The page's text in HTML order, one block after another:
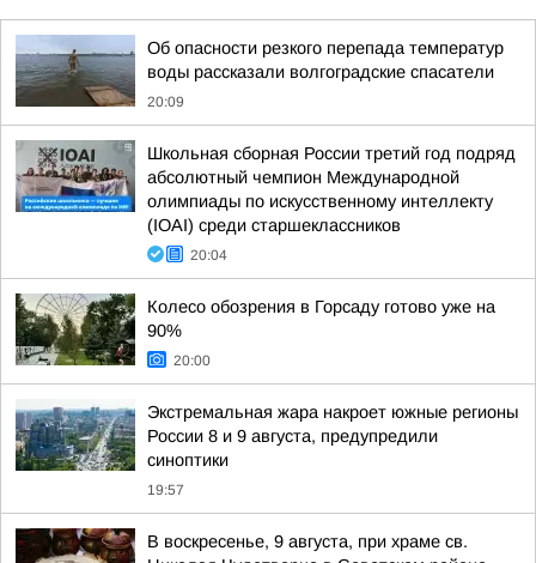
Об опасности резкого перепада температур
воды рассказали волгоградские спасатели
20:09
Школьная сборная России третий год подряд
абсолютный чемпион Международной
олимпиады по искусственному интеллекту
(IOAI) среди старшеклассников
20:04
Колесо обозрения в Горсаду готово уже на
90%
20:00
Экстремальная жара накроет южные регионы
России 8 и 9 августа, предупредили
синоптики
19:57
В воскресенье, 9 августа, при храме св.